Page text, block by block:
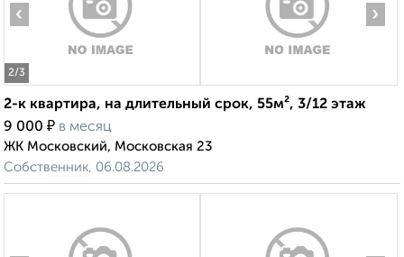
2/3
‹ ›
2-к квартира, на длительный срок, 55м², 3/12 этаж
9 000 ₽ в месяц
ЖК Московский, Московская 23
Собственник, 06.08.2026